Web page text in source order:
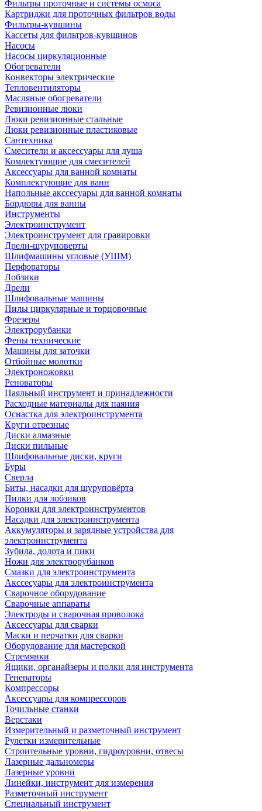
Фильтры проточные и системы осмоса
Картриджи для проточных фильтров воды
Фильтры-кувшины
Кассеты для фильтров-кувшинов
Насосы
Насосы циркуляционные
Обогреватели
Конвекторы электрические
Тепловентиляторы
Масляные обогреватели
Ревизионные люки
Люки ревизионные стальные
Люки ревизионные пластиковые
Сантехника
Смесители и аксессуары для душа
Комлектующие для смесителей
Аксессуары для ванной комнаты
Комплектующие для ванн
Напольные акссесуары для ванной комнаты
Бордюры для ванны
Инструменты
Электроинструмент
Электроинструмент для гравировки
Дрели-шуруповерты
Шлифмашины угловые (УШМ)
Перфораторы
Лобзики
Дрели
Шлифовальные машины
Пилы циркулярные и торцовочные
Фрезеры
Электрорубанки
Фены технические
Машины для заточки
Отбойные молотки
Электроножовки
Реноваторы
Паяльный инструмент и принадлежности
Расходные материалы для паяния
Оснастка для электроинструмента
Круги отрезные
Диски алмазные
Диски пильные
Шлифовальные диски, круги
Буры
Сверла
Биты, насадки для шуруповёрта
Пилки для лобзиков
Коронки для электроинструментов
Насадки для электроинструмента
Аккумуляторы и зарядные устройства для
электроинструмента
Зубила, долота и пики
Ножи для электрорубанков
Смазки для электроинструмента
Акссесуары для электроинструмента
Сварочное оборудование
Сварочные аппараты
Электроды и сварочная проволока
Аксессуары для сварки
Маски и перчатки для сварки
Оборудование для мастерской
Стремянки
Ящики, органайзеры и полки для инструмента
Генераторы
Компрессоры
Аксессуары для компрессоров
Точильные станки
Верстаки
Измерительный и разметочный инструмент
Рулетки измерительные
Строительные уровни, гидроуровни, отвесы
Лазерные дальномеры
Лазерные уровни
Линейки, инструмент для измерения
Разметочный инструмент
Специальный инструмент